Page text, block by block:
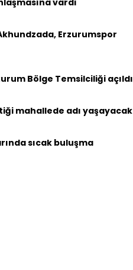
vardı
Erzurumspor
Bölge Temsilciliği açıldı
mahallede adı yaşayacak
sıcak buluşma